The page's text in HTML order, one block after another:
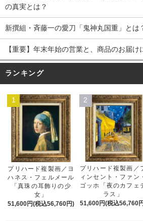
の真実とは？
新撰組・斉藤一の愛刀「鬼神丸国重」とは
【重要】年末年始の営業と、商品のお届け
ランキング
1
プリハード複製画／ヨ
ハネス・フェルメール
「真珠の耳飾りの少
女」
51,600円(税込56,760円)
2
プリハード複製画／
ィンセント・ファン・
ゴッホ「夜のカフェ
ラス」
51,600円(税込56,760